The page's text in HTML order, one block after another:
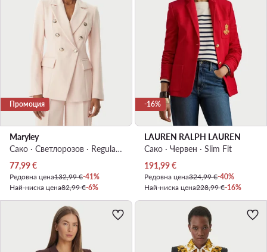
Промоция
Maryley
Сако · Светлорозов · Regular Fit
Актуална цена
77,99€
Редовна цена132,99 €-41%
Най-ниска цена82,99 €-6%
-16%
LAUREN RALPH LAUREN
Сако · Червен · Slim Fit
Актуална цена
191,99€
Редовна цена324,99 €-40%
Най-ниска цена228,99 €-16%